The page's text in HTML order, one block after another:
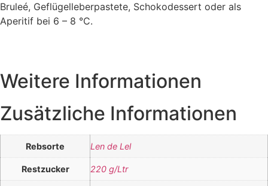
Bruleé, Geflügelleberpastete, Schokodessert oder als
Aperitif bei 6 – 8 °C.
Weitere Informationen
Zusätzliche Informationen
Rebsorte Len de Lel
Restzucker 220 g/Ltr